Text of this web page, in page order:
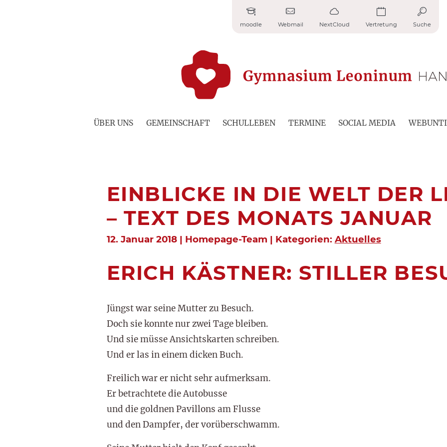
moodle Webmail NextCloud Vertretung Suche
ÜBER UNS GEMEINSCHAFT SCHULLEBEN TERMINE SOCIAL MEDIA
EINBLICKE IN DIE WELT DER
– TEXT DES MONATS JANUAR
12. Januar 2018 | Homepage-Team | Kategorien: Aktuelles
ERICH KÄSTNER: STILLER
Jüngst war seine Mutter zu Besuch.
Doch sie konnte nur zwei Tage bleiben.
Und sie müsse Ansichtskarten schreiben.
Und er las in einem dicken Buch.
Freilich war er nicht sehr aufmerksam.
Er betrachtete die Autobusse
und die goldnen Pavillons am Flusse
und den Dampfer, der vorüberschwamm.